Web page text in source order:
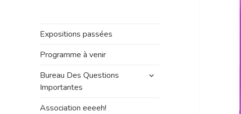
Expositions passées
Programme à venir
Bureau Des Questions
Importantes
ouvrir
Association eeeeh!